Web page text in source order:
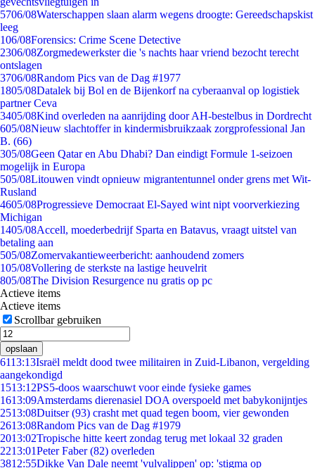
5706/08Waterschappen slaan alarm wegens droogte: Gereedschapskist
leeg
106/08Forensics: Crime Scene Detective
2306/08Zorgmedewerkster die 's nachts haar vriend bezocht terecht
ontslagen
3706/08Random Pics van de Dag #1977
1805/08Datalek bij Bol en de Bijenkorf na cyberaanval op logistiek
partner Ceva
3405/08Kind overleden na aanrijding door AH-bestelbus in Dordrecht
605/08Nieuw slachtoffer in kindermisbruikzaak zorgprofessional Jan
B. (66)
305/08Geen Qatar en Abu Dhabi? Dan eindigt Formule 1-seizoen
mogelijk in Europa
505/08Litouwen vindt opnieuw migrantentunnel onder grens met Wit-
Rusland
4605/08Progressieve Democraat El-Sayed wint nipt voorverkiezing
Michigan
1405/08Accell, moederbedrijf Sparta en Batavus, vraagt uitstel van
betaling aan
505/08Zomervakantieweerbericht: aanhoudend zomers
105/08Vollering de sterkste na lastige heuvelrit
805/08The Division Resurgence nu gratis op pc
Actieve items
Actieve items
Scrollbar gebruiken
opslaan
6113:13Israël meldt dood twee militairen in Zuid-Libanon, vergelding
aangekondigd
1513:12PS5-doos waarschuwt voor einde fysieke games
1613:09Amsterdams dierenasiel DOA overspoeld met babykonijntjes
2513:08Duitser (93) crasht met quad tegen boom, vier gewonden
2613:08Random Pics van de Dag #1979
2013:02Tropische hitte keert zondag terug met lokaal 32 graden
2213:01Peter Faber (82) overleden
3812:55Dikke Van Dale neemt 'vulvalippen' op: 'stigma op